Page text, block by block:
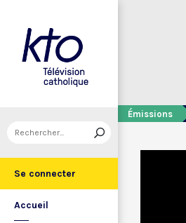
Se connecter
Accueil
Émissions